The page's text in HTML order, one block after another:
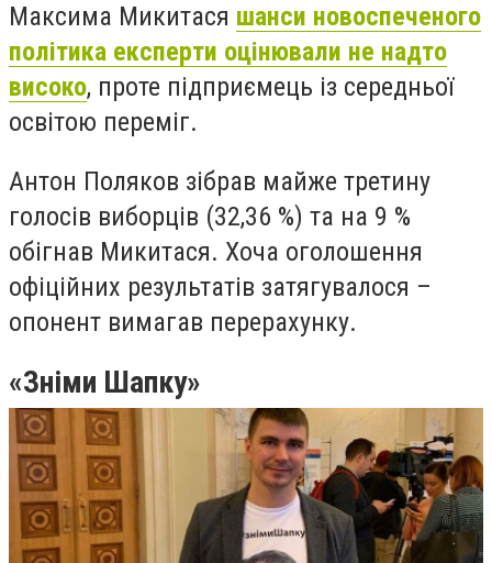
Максима Микитася шанси новоспеченого
політика експерти оцінювали не надто
високо, проте підприємець із середньої
освітою переміг.
Антон Поляков зібрав майже третину
голосів виборців (32,36 %) та на 9 %
обігнав Микитася. Хоча оголошення
офіційних результатів затягувалося –
опонент вимагав перерахунку.
«Зніми Шапку»